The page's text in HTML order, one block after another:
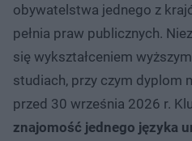
obywatelstwa jednego z
pełnia praw publicznych.
się wykształceniem
studiach, przy czym dyplom
przed 30 września 2026 r.
znajomość jednego języka